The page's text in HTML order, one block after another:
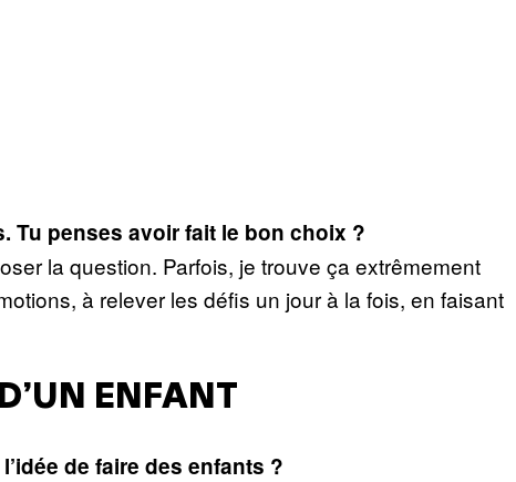
Tu penses avoir fait le bon choix ?
la question. Parfois, je trouve ça extrêmement
à relever les défis un jour à la fois, en faisant
ENFANT
de faire des enfants ?